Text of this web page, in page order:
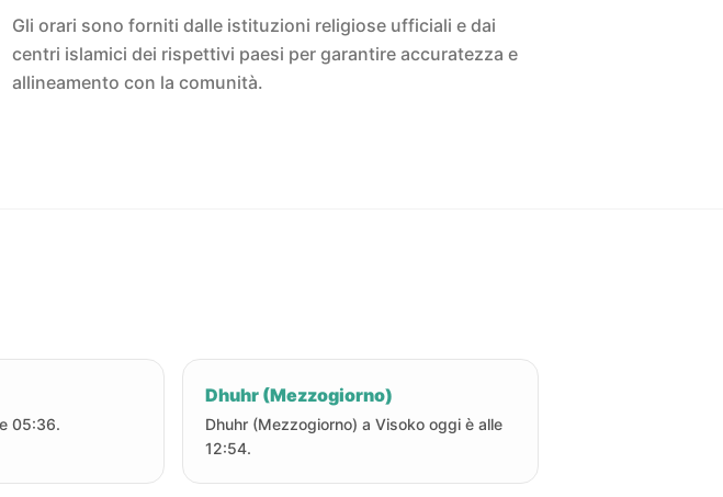
Gli orari sono forniti dalle istituzioni religiose ufficiali e dai
centri islamici dei rispettivi paesi per garantire accuratezza e
allineamento con la comunità.
05:36.
Dhuhr (Mezzogiorno)
Dhuhr (Mezzogiorno) a Visoko oggi è alle
12:54.